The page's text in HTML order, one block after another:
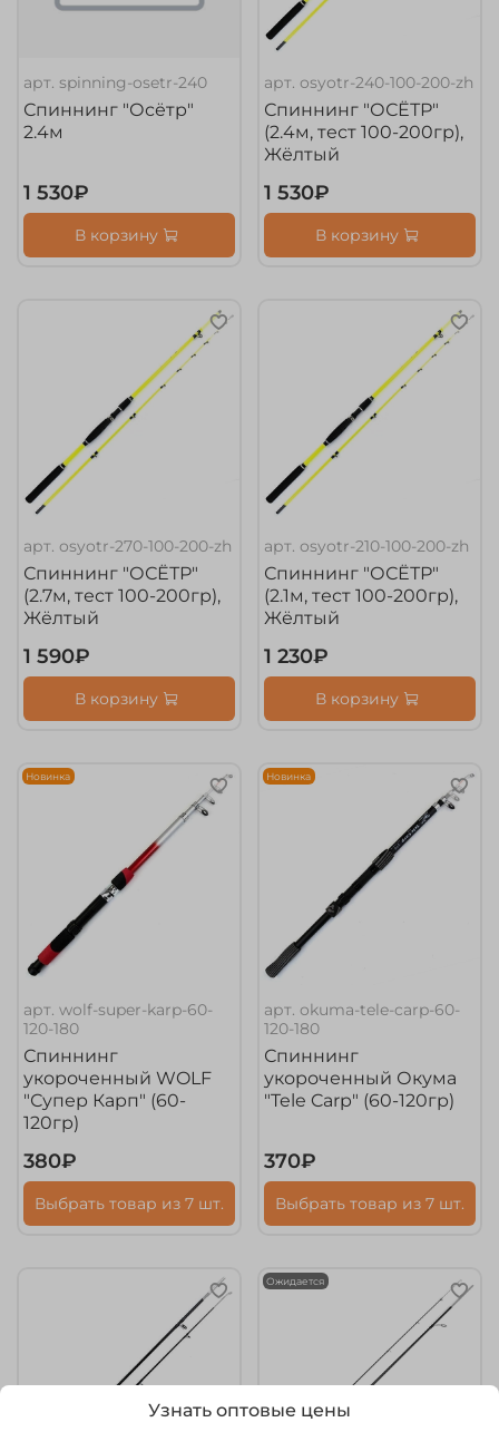
арт.spinning-osetr-240
Спиннинг "Осётр"
2.4м
1 530₽
В корзину
арт.osyotr-240-100-200-zh
Спиннинг "ОСЁТР"
(2.4м, тест 100-200гр),
Жёлтый
1 530₽
В корзину
арт.osyotr-270-100-200-zh
Спиннинг "ОСЁТР"
(2.7м, тест 100-200гр),
Жёлтый
1 590₽
В корзину
арт.osyotr-210-100-200-zh
Спиннинг "ОСЁТР"
(2.1м, тест 100-200гр),
Жёлтый
1 230₽
В корзину
Новинка
арт.wolf-super-karp-60-
120-180
Спиннинг
укороченный WOLF
"Супер Карп" (60-
120гр)
380₽
Выбрать товар из 7 шт.
Новинка
арт.okuma-tele-carp-60-
120-180
Спиннинг
укороченный Окума
"Tele Carp" (60-120гр)
370₽
Выбрать товар из 7 шт.
Ожидается
Узнать оптовые цены